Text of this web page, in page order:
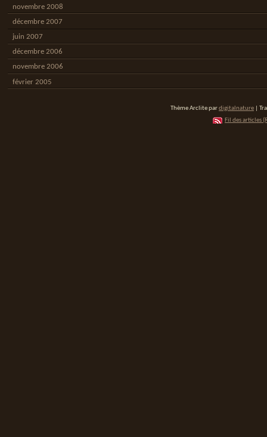
novembre 2008
décembre 2007
juin 2007
décembre 2006
novembre 2006
février 2005
Thème Arclite pardigitalnature |
Fil des articles